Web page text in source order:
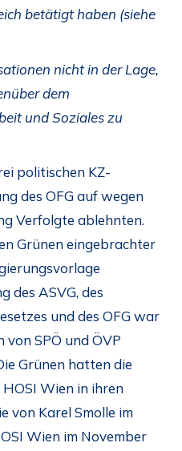
betätigt haben (siehe
nicht in der Lage,
dem
und Soziales zu
politischen KZ-
des OFG auf wegen
Verfolgte ablehnten.
Grünen eingebrachter
des ASVG, des
und des OFG war
von SPÖ und ÖVP
Grünen hatten die
Wien in ihren
von Karel Smolle im
Wien im November